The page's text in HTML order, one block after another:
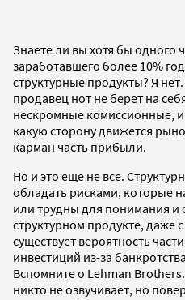
Знаете ли вы хотя бы одного
заработавшего более 10%
структурные продукты? Я
продавец нот не берет на
нескромные комиссионные, и
какую сторону движется
карман часть прибыли.
Но и это еще не все.
обладать рисками, которые
или трудны для понимания
структурном продукте, даже
существует вероятность
инвестиций из-за
Вспомните о Lehman
никто не озвучивает, но